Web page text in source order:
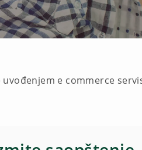
e commerce